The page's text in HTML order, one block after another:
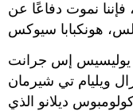
نموت دفاعًا عن
هونكبابا سيوكس
الرئيس يوليسيس إس جرانت
ويليام تي شيرمان
ديلانو الذي